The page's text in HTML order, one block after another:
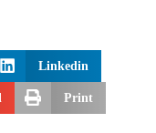
Linkedin
Print